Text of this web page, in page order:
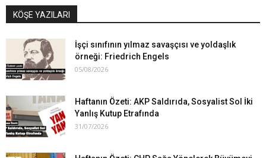
KÖŞE YAZILARI
İşçi sınıfının yılmaz savaşçısı ve yoldaşlık
örneği: Friedrich Engels
05/08/2026
Haftanın Özeti: AKP Saldırıda, Sosyalist Sol İki
Yanlış Kutup Etrafında
31/07/2026